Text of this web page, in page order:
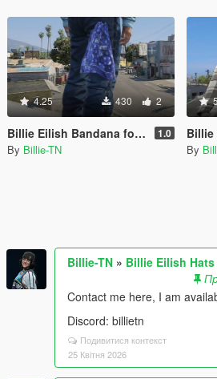
4.25 430 2
Billie Eilish Bandana for MP Male 1.0
By Billie-TN
Billie
By
Billie-TN » Billie Eilish
Contact me here, I am
Discord: billietn
Подивитися контекст
25 Квітня 2026